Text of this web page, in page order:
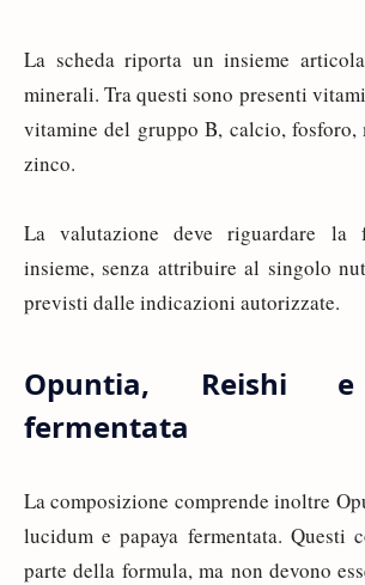
La scheda riporta un insieme
minerali. Tra questi sono presenti
vitamine del gruppo B, calcio, fosforo,
zinco.
La valutazione deve riguardare la
insieme, senza attribuire al singolo
previsti dalle indicazioni autorizzate.
Opuntia, Reishi
fermentata
La composizione comprende inoltre
lucidum e papaya fermentata. Questi
parte della formula, ma non devono